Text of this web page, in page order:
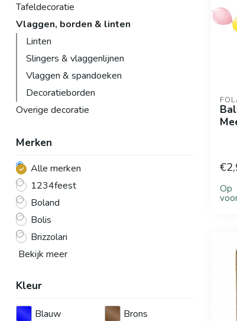
Tafeldecoratie
Vlaggen, borden & linten
Linten
Slingers & vlaggenlijnen
Vlaggen & spandoeken
Decoratieborden
Overige decoratie
Merken
Alle merken
1234feest
Boland
Bolis
Brizzolari
Bekijk meer
Kleur
Blauw
Brons
Op